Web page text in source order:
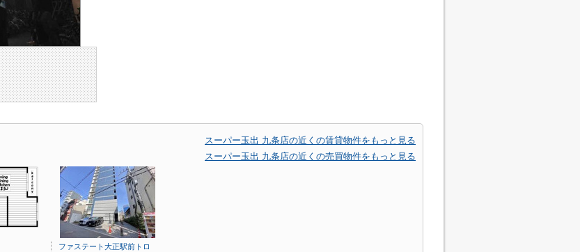
スーパー玉出 九条店の近くの賃貸物件をもっと見る
スーパー玉出 九条店の近くの売買物件をもっと見る
ファステート大正駅前トロ